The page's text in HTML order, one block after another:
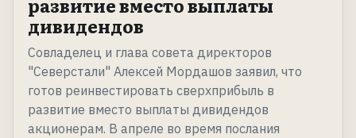
развитие вместо выплаты
дивидендов
Совладелец и глава совета директоров
"Северстали" Алексей Мордашов заявил, что
готов реинвестировать сверхприбыль в
развитие вместо выплаты дивидендов
акционерам. В апреле во время послания